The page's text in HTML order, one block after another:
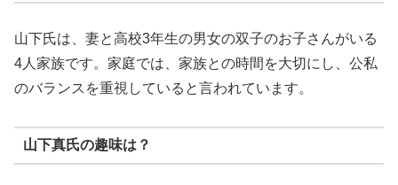
山下氏は、妻と高校3年生の男女の双子のお子さんがいる
4人家族です。家庭では、家族との時間を大切にし、公私
のバランスを重視していると言われています。
山下真氏の趣味は？